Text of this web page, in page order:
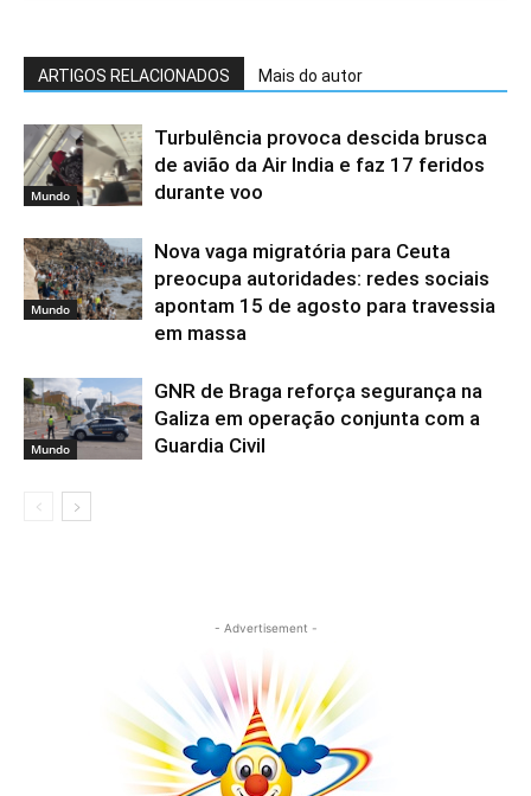
ARTIGOS RELACIONADOS Mais do autor
Mundo
Turbulência provoca descida brusca
de avião da Air India e faz 17 feridos
durante voo
Mundo
Nova vaga migratória para Ceuta
preocupa autoridades: redes sociais
apontam 15 de agosto para travessia
em massa
Mundo
GNR de Braga reforça segurança na
Galiza em operação conjunta com a
Guardia Civil
- Advertisement -